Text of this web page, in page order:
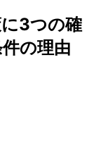
に3つの確
の理由